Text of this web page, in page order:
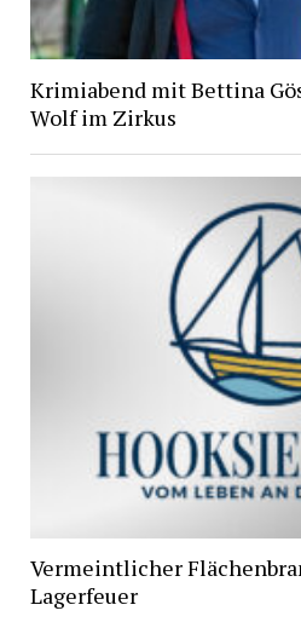
Krimiabend mit Bettina
Wolf im Zirkus
Vermeintlicher
Lagerfeuer